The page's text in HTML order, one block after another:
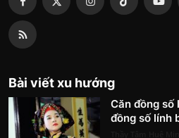
Bài viết xu hướng
Căn đồng
đồng số lính